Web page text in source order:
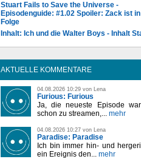
Stuart Fails to Save the Universe -
Episodenguide: #1.02 Spoiler: Zack ist
Folge
Inhalt: Ich und die Walter Boys - Inhalt
AKTUELLE KOMMENTARE
04.08.2026 10:29 von Lena
Furious: Furious
Ja, die neueste Episode
schon zu streamen,... mehr
04.08.2026 10:27 von Lena
Paradise: Paradise
Ich bin immer hin- und
ein Ereignis den... mehr